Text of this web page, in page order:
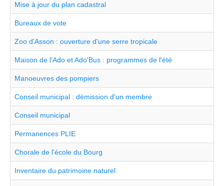
Mise à jour du plan cadastral
Bureaux de vote
Zoo d'Asson : ouverture d'une serre tropicale
Maison de l'Ado et Ado'Bus : programmes de l'été
Manoeuvres des pompiers
Conseil municipal : démission d'un membre
Conseil municipal
Permanences PLIE
Chorale de l'école du Bourg
Inventaire du patrimoine naturel